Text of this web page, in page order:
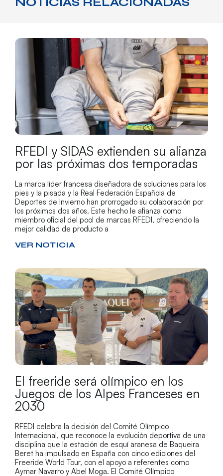
RFEDI y SIDAS extienden su alianza
por las próximas dos temporadas
La marca líder francesa diseñadora de soluciones para los
pies y la pisada y la Real Federación Española de
Deportes de Invierno han prorrogado su colaboración por
los próximos dos años. Este hecho le afianza como
miembro oficial del pool de marcas RFEDI, ofreciendo la
mejor calidad de producto a
VER NOTICIA
El freeride será olímpico en los
Juegos de los Alpes Franceses en
2030
RFEDI celebra la decisión del Comité Olímpico
Internacional, que reconoce la evolución deportiva de una
disciplina que la estación de esquí aranesa de Baqueira
Beret ha impulsado en España con cinco ediciones del
Freeride World Tour, con el apoyo a referentes como
Aymar Navarro y Abel Moga. El Comité Olímpico